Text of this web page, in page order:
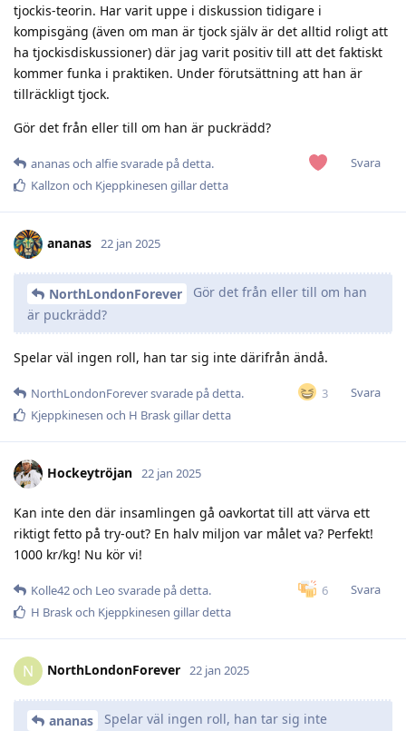
tjockis-teorin. Har varit uppe i diskussion tidigare i
kompisgäng (även om man är tjock själv är det alltid roligt att
ha tjockisdiskussioner) där jag varit positiv till att det faktiskt
kommer funka i praktiken. Under förutsättning att han är
tillräckligt tjock.
Gör det från eller till om han är puckrädd?
Svara
ananasoch alfiesvarade på detta.
Kallzon och Kjeppkinesen gillar detta
ananas 22 jan 2025
NorthLondonForever
Gör det från eller till om han
är puckrädd?
Spelar väl ingen roll, han tar sig inte därifrån ändå.
3 Svara
NorthLondonForeversvarade på detta.
Kjeppkinesen och H Braskgillar detta
Hockeytröjan 22 jan 2025
Kan inte den där insamlingen gå oavkortat till att värva ett
riktigt fetto på try-out? En halv miljon var målet va? Perfekt!
1000 kr/kg! Nu kör vi!
6 Svara
Kolle42och Leo svarade på detta.
H Braskoch Kjeppkinesen gillar detta
N NorthLondonForever 22 jan 2025
ananas
Spelar väl ingen roll, han tar sig inte